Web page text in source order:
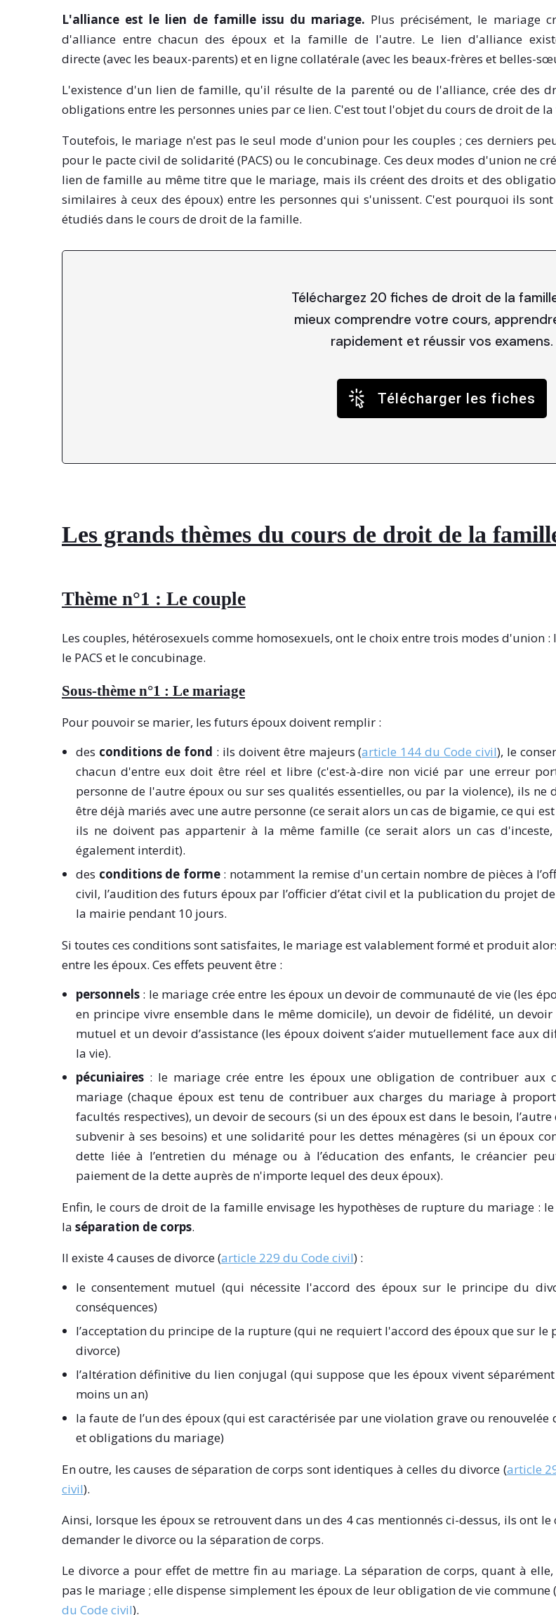
L'alliance est le lien de famille issu du mariage. Plus précisément, le mariage
d'alliance entre chacun des époux et la famille de l'autre. Le lien d'alliance
directe (avec les beaux-parents) et en ligne collatérale (avec les beaux-frères et belles-
L'existence d'un lien de famille, qu'il résulte de la parenté ou de l'alliance, crée des
obligations entre les personnes unies par ce lien. C'est tout l'objet du cours de droit de
Toutefois, le mariage n'est pas le seul mode d'union pour les couples ; ces derniers
pour le pacte civil de solidarité (PACS) ou le concubinage. Ces deux modes d'union ne
lien de famille au même titre que le mariage, mais ils créent des droits et des
similaires à ceux des époux) entre les personnes qui s'unissent. C'est pourquoi ils
étudiés dans le cours de droit de la famille.
Téléchargez 20 fiches de droit de la
mieux comprendre votre cours,
rapidement et réussir vos examens.
Télécharger les fiches
Les grands thèmes du cours de droit de la
Thème n°1 : Le couple
Les couples, hétérosexuels comme homosexuels, ont le choix entre trois modes d'union :
le PACS et le concubinage.
Sous-thème n°1 : Le mariage
Pour pouvoir se marier, les futurs époux doivent remplir :
des conditions de fond : ils doivent être majeurs (article 144 du Code civil), le
chacun d'entre eux doit être réel et libre (c'est-à-dire non vicié par une erreur
personne de l'autre époux ou sur ses qualités essentielles, ou par la violence), ils ne
être déjà mariés avec une autre personne (ce serait alors un cas de bigamie, ce qui
ils ne doivent pas appartenir à la même famille (ce serait alors un cas
également interdit).
des conditions de forme : notamment la remise d'un certain nombre de pièces à
civil, l’audition des futurs époux par l’officier d’état civil et la publication du projet
la mairie pendant 10 jours.
Si toutes ces conditions sont satisfaites, le mariage est valablement formé et produit
entre les époux. Ces effets peuvent être :
personnels : le mariage crée entre les époux un devoir de communauté de vie (les
en principe vivre ensemble dans le même domicile), un devoir de fidélité, un devoir
mutuel et un devoir d’assistance (les époux doivent s’aider mutuellement face aux
la vie).
pécuniaires : le mariage crée entre les époux une obligation de contribuer aux
mariage (chaque époux est tenu de contribuer aux charges du mariage à
facultés respectives), un devoir de secours (si un des époux est dans le besoin,
subvenir à ses besoins) et une solidarité pour les dettes ménagères (si un époux
dette liée à l’entretien du ménage ou à l’éducation des enfants, le créancier
paiement de la dette auprès de n'importe lequel des deux époux).
Enfin, le cours de droit de la famille envisage les hypothèses de rupture du mariage : le
la séparation de corps.
Il existe 4 causes de divorce (article 229 du Code civil) :
le consentement mutuel (qui nécessite l'accord des époux sur le principe du
conséquences)
l’acceptation du principe de la rupture (qui ne requiert l'accord des époux que sur le
divorce)
l’altération définitive du lien conjugal (qui suppose que les époux vivent
moins un an)
la faute de l’un des époux (qui est caractérisée par une violation grave ou renouvelée
et obligations du mariage)
En outre, les causes de séparation de corps sont identiques à celles du divorce (article
civil).
Ainsi, lorsque les époux se retrouvent dans un des 4 cas mentionnés ci-dessus, ils ont le
demander le divorce ou la séparation de corps.
Le divorce a pour effet de mettre fin au mariage. La séparation de corps, quant à
pas le mariage ; elle dispense simplement les époux de leur obligation de vie commune (
du Code civil).